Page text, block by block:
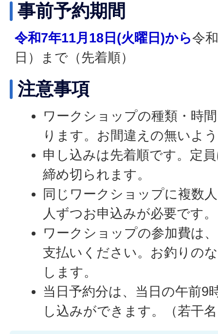
事前予約期間
令和7年11月18日(火曜日)から令
日）まで（先着順）
注意事項
ワークショップの種類・時
ります。お間違えの無いよ
申し込みは先着順です。定
締め切られます。
同じワークショップに複数
人ずつお申込みが必要です。
ワークショップの参加費は
支払いください。お釣りの
します。
当日予約分は、当日の午前9
し込みができます。（若干